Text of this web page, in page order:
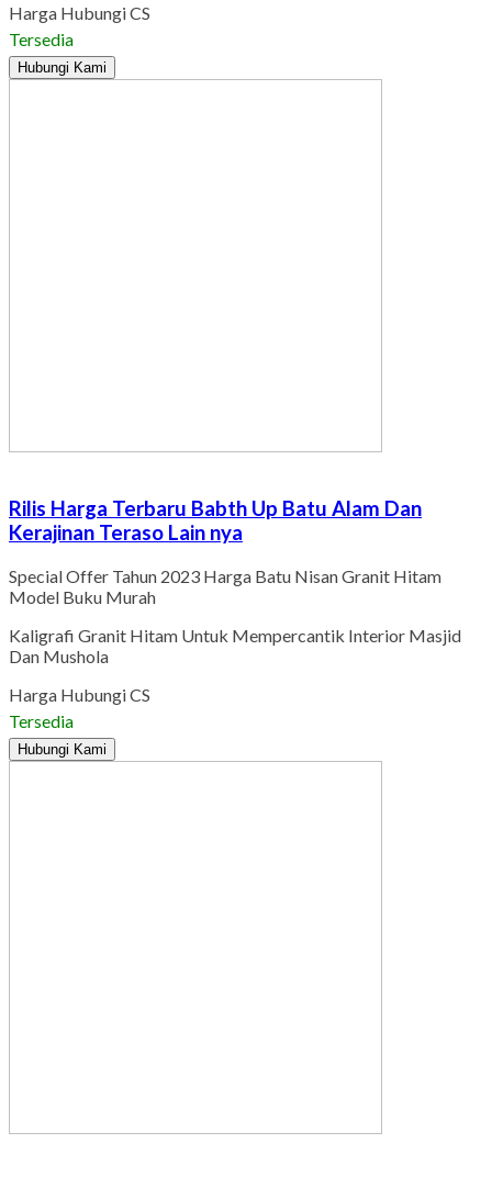
Harga Hubungi CS
Tersedia
Hubungi Kami
Rilis Harga Terbaru Babth Up Batu Alam Dan
Kerajinan Teraso Lain nya
Special Offer Tahun 2023 Harga Batu Nisan Granit Hitam
Model Buku Murah
Kaligrafi Granit Hitam Untuk Mempercantik Interior Masjid
Dan Mushola
Harga Hubungi CS
Tersedia
Hubungi Kami